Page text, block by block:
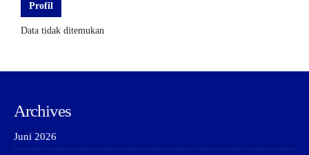
Profil
Data tidak ditemukan
Archives
Juni 2026